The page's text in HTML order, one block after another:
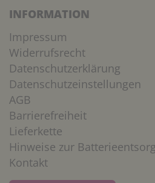
INFORMATION
Impressum
Widerrufsrecht
Datenschutzerklärung
Datenschutzeinstellungen
AGB
Barrierefreiheit
Lieferkette
Hinweise zur
Kontakt